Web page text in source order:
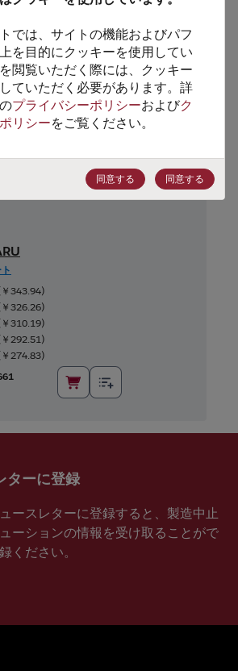
製品のご提案
￥343.94)
￥326.26)
￥310.19)
￥292.51)
￥274.83)
ターに登録
ースレターに登録すると、製造中止
ーションの情報を受け取ることがで
ください。
では、サイトの機能およびパフ
を目的にクッキーを使用してい
閲覧いただく際には、クッキー
ていただく必要があります。詳
プライバシーポリシーおよびク
リシーをご覧ください。
同意する 同意する